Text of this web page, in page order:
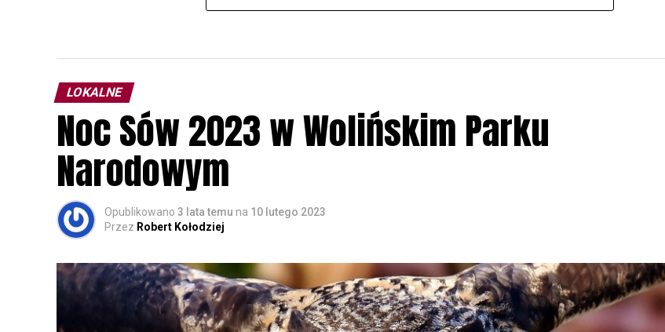
LOKALNE
Noc Sów 2023 w Wolińskim Parku
Narodowym
Opublikowano 3 lata temu na 10 lutego 2023
Przez Robert Kołodziej